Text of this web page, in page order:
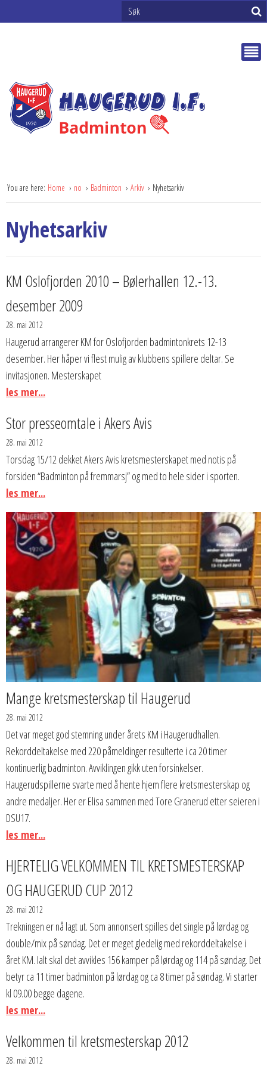
You are here: Home no Badminton Arkiv Nyhetsarkiv
Nyhetsarkiv
KM Oslofjorden 2010 – Bølerhallen 12.-13.
desember 2009
28. mai 2012
Haugerud arrangerer KM for Oslofjorden badmintonkrets 12-13
desember. Her håper vi flest mulig av klubbens spillere deltar. Se
invitasjonen. Mesterskapet
les mer...
Stor presseomtale i Akers Avis
28. mai 2012
Torsdag 15/12 dekket Akers Avis kretsmesterskapet med notis på
forsiden “Badminton på fremmarsj” og med to hele sider i sporten.
les mer...
Mange kretsmesterskap til Haugerud
28. mai 2012
Det var meget god stemning under årets KM i Haugerudhallen.
Rekorddeltakelse med 220 påmeldinger resulterte i ca 20 timer
kontinuerlig badminton. Avviklingen gikk uten forsinkelser.
Haugerudspillerne svarte med å hente hjem flere kretsmesterskap og
andre medaljer. Her er Elisa sammen med Tore Granerud etter seieren i
DSU17.
les mer...
HJERTELIG VELKOMMEN TIL KRETSMESTERSKAP
OG HAUGERUD CUP 2012
28. mai 2012
Trekningen er nå lagt ut. Som annonsert spilles det single på lørdag og
double/mix på søndag. Det er meget gledelig med rekorddeltakelse i
året KM. Ialt skal det avvikles 156 kamper på lørdag og 114 på søndag. Det
betyr ca 11 timer badminton på lørdag og ca 8 timer på søndag. Vi starter
kl 09.00 begge dagene.
les mer...
Velkommen til kretsmesterskap 2012
28. mai 2012